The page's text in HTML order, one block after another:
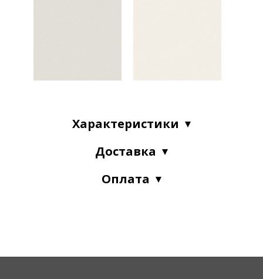
Характеристики
Доставка
Оплата